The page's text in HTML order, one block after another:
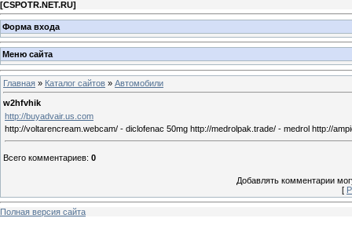
[CSPOTR.NET.RU]
Форма входа
Меню сайта
Главная » Каталог сайтов » Автомобили
w2hfvhik
http://buyadvair.us.com
http://voltarencream.webcam/ - diclofenac 50mg http://medrolpak.trade/ - medrol http://
Всего комментариев: 0
Добавлять комментарии
[
Полная версия сайта